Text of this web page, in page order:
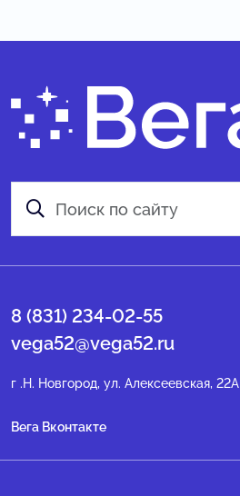
8 (831) 234-02-55
vega52@vega52.ru
г .Н. Новгород, ул. Алексеевская, 22А
Вега Вконтакте